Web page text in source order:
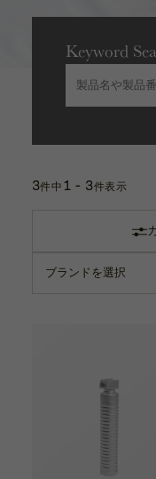
サポート動画
お問い合わせ
カタログ
Support Movie
内視
Keyword
3件中 1 - 3件表示